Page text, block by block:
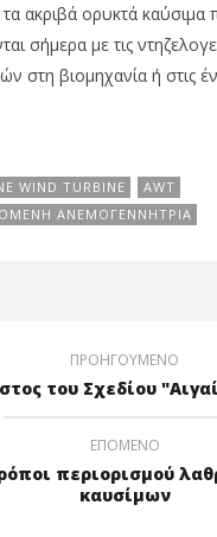
τα ακριβά ορυκτά καύσιμα
σήμερα με τις
στη βιομηχανία ή στις
WIND TURBINE
AWT
ΑΝΕΜΟΓΕΝΝΉΤΡΙΑ
ΠΡΟΗΓΟΎΜΕΝΟ
του Σχεδίου
ΕΠΌΜΕΝΟ
περιορισμού
καυσίμων